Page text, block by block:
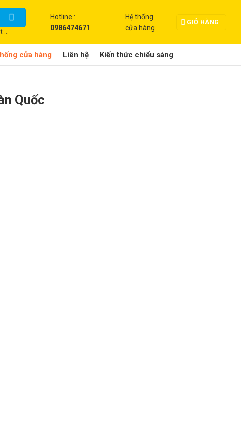
...
Hotline :
0986474671
Hệ thống
cửa hàng
GIỎ HÀNG
cửa hàng Liên hệ Kiến thức chiếu sáng
Quốc